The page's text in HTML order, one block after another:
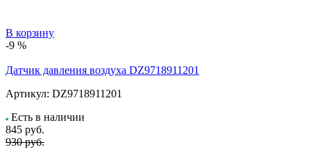
В корзину
-9 %
Датчик давления воздуха DZ9718911201
Артикул: DZ9718911201
Есть в наличии
845 руб.
930 руб.